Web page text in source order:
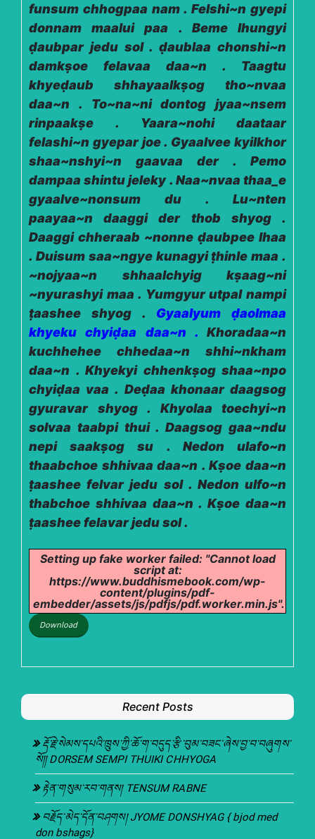
funsum chhogpaa nam . Felshi~n gyepi
donnam maalui paa . Beme lhungyi
ḍaubpar jedu sol . ḍaublaa chonshi~n
damkṣoe felavaa daa~n . Taagtu
khyeḍaub shhayaalkṣog tho~nvaa
daa~n . To~na~ni dontog jyaa~nsem
rinpaakṣe . Yaara~nohi daataar
felashi~n gyepar joe . Gyaalvee kyilkhor
shaa~nshyi~n gaavaa der . Pemo
dampaa shintu jeleky . Naa~nvaa thaa_e
gyaalve~nonsum du . Lu~nten
paayaa~n daaggi der thob shyog .
Daaggi chheraab ~nonne ḍaubpee lhaa
. Duisum saa~ngye kunagyi ṭhinle maa .
~nojyaa~n shhaalchyig kṣaag~ni
~nyurashyi maa . Yumgyur utpal nampi
ṭaashee shyog . Gyaalyum ḍaolmaa
khyeku chyiḍaa daa~n . Khoradaa~n
kuchhehee chhedaa~n shhi~nkham
daa~n . Khyekyi chhenkṣog shaa~npo
chyiḍaa vaa . Deḍaa khonaar daagsog
gyuravar shyog . Khyolaa toechyi~n
solvaa taabpi thui . Daagsog gaa~ndu
nepi saakṣog su . Nedon ulafo~n
thaabchoe shhivaa daa~n . Kṣoe daa~n
ṭaashee felvar jedu sol . Nedon ulfo~n
thabchoe shhivaa daa~n . Kṣoe daa~n
ṭaashee felavar jedu sol .
Setting up fake worker failed: "Cannot load
script at:
https://www.buddhismebook.com/wp-
content/plugins/pdf-
embedder/assets/js/pdfjs/pdf.worker.min.js".
Download
Recent Posts
རྡོ་རྗེ་སེམས་དཔའི་ཁྲུས་ཀྱི་ཆོ་ག་བདུད་རྩི་བུམ་བཟང་ཞེས་བྱ་བ་བཞུགས་
སོ།། DORSEM SEMPI THUIKI CHHYOGA
རྟེན་གསུམ་རབ་གནས། TENSUM RABNE
བརྗོད་མེད་དོན་བཤགས། JYOME DONSHYAG { bjod med
don bshags}